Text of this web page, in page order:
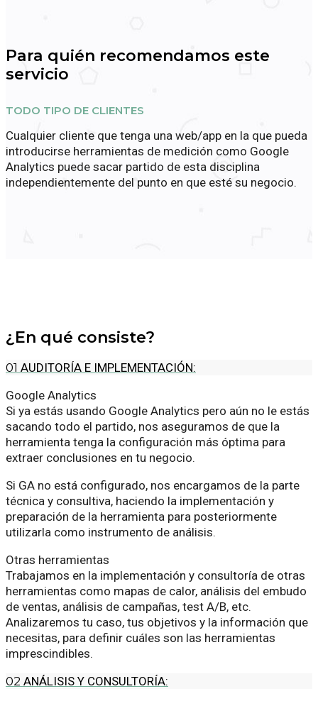
Para quién recomendamos este
servicio
TODO TIPO DE CLIENTES
Cualquier cliente que tenga una web/app en la que pueda
introducirse herramientas de medición como Google
Analytics puede sacar partido de esta disciplina
independientemente del punto en que esté su negocio.
¿En qué consiste?
01 AUDITORÍA E IMPLEMENTACIÓN:
Google Analytics
Si ya estás usando Google Analytics pero aún no le estás
sacando todo el partido, nos aseguramos de que la
herramienta tenga la configuración más óptima para
extraer conclusiones en tu negocio.
Si GA no está configurado, nos encargamos de la parte
técnica y consultiva, haciendo la implementación y
preparación de la herramienta para posteriormente
utilizarla como instrumento de análisis.
Otras herramientas
Trabajamos en la implementación y consultoría de otras
herramientas como mapas de calor, análisis del embudo
de ventas, análisis de campañas, test A/B, etc.
Analizaremos tu caso, tus objetivos y la información que
necesitas, para definir cuáles son las herramientas
imprescindibles.
02 ANÁLISIS Y CONSULTORÍA: